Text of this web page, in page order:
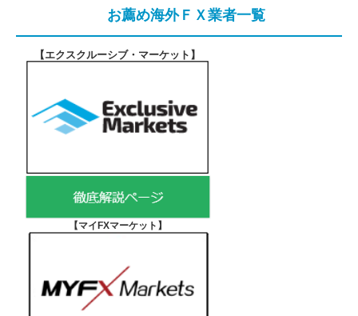
お薦め海外ＦＸ業者一覧
【エクスクルーシブ・マーケット 】
【マイFXマーケット 】